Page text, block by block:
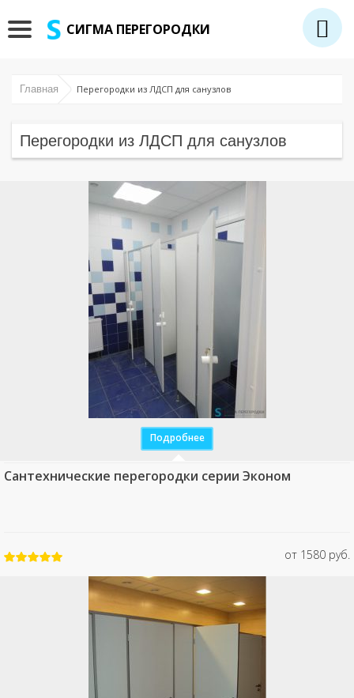
СИГМА ПЕРЕГОРОДКИ
Главная Перегородки из ЛДСП для санузлов
Перегородки из ЛДСП для санузлов
Подробнее
Сантехнические перегородки серии Эконом
от 1580 руб.